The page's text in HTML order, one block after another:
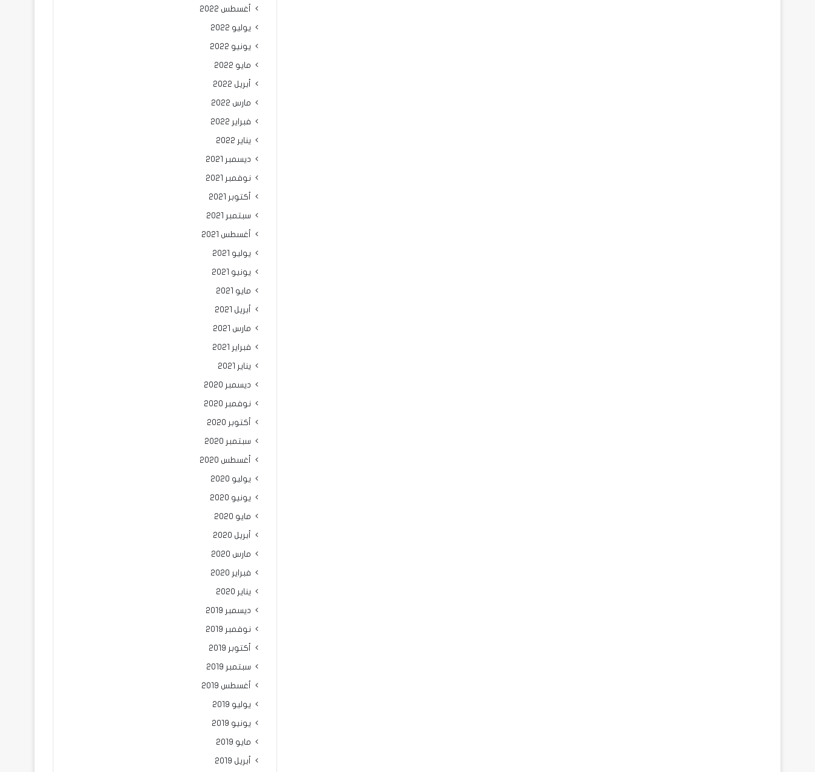
أغسطس 2022
يوليو 2022
يونيو 2022
مايو 2022
أبريل 2022
مارس 2022
فبراير 2022
يناير 2022
ديسمبر 2021
نوفمبر 2021
أكتوبر 2021
سبتمبر 2021
أغسطس 2021
يوليو 2021
يونيو 2021
مايو 2021
أبريل 2021
مارس 2021
فبراير 2021
يناير 2021
ديسمبر 2020
نوفمبر 2020
أكتوبر 2020
سبتمبر 2020
أغسطس 2020
يوليو 2020
يونيو 2020
مايو 2020
أبريل 2020
مارس 2020
فبراير 2020
يناير 2020
ديسمبر 2019
نوفمبر 2019
أكتوبر 2019
سبتمبر 2019
أغسطس 2019
يوليو 2019
يونيو 2019
مايو 2019
أبريل 2019